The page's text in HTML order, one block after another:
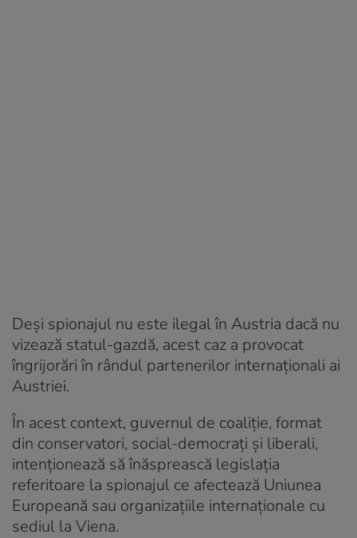
Deși spionajul nu este ilegal în Austria dacă nu
vizează statul-gazdă, acest caz a provocat
îngrijorări în rândul partenerilor internaționali ai
Austriei.
În acest context, guvernul de coaliție, format
din conservatori, social-democrați și liberali,
intenționează să înăsprească legislația
referitoare la spionajul ce afectează Uniunea
Europeană sau organizațiile internaționale cu
sediul la Viena.